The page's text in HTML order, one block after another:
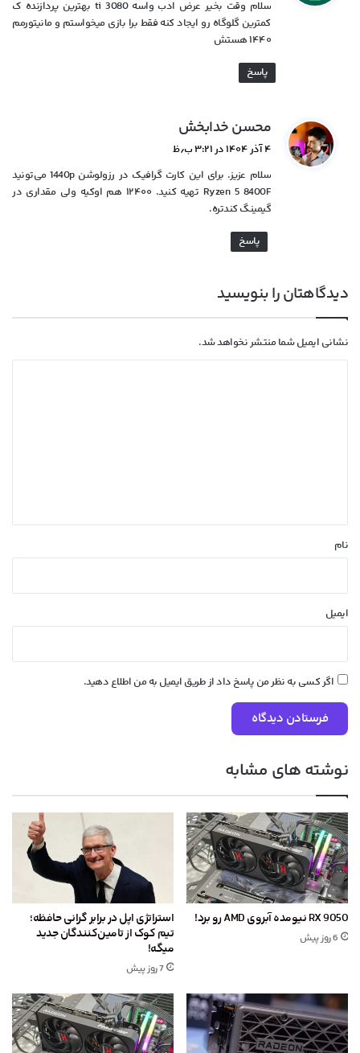
:
سلام وقت بخیر عرض ادب واسه 3080 ti بهترین پردازنده ک
کمترین گلوگاه رو ایجاد کنه فقط برا بازی میخواستم و مانیتورمم
۱۴۴۰ هستش
پاسخ
محسن خدابخش
ف
:
۴ آذر ۱۴۰۴ در ۳:۲۱ ب٫ظ
سلام عزیز. برای این کارت گرافیک در رزولوشن 1440p می‌تونید
Ryzen 5 8400F تهیه کنید. ۱۲۴۰۰ هم اوکیه ولی مقداری در
گیمینگ کندتره.
پاسخ
دیدگاهتان را بنویسید
نشانی ایمیل شما منتشر نخواهد شد.
نام
ایمیل
اگر کسی به نظر من پاسخ داد از طریق ایمیل به من اطلاع دهید.
نوشته های مشابه
RX 9050 نیومده آبروی AMD رو برد!
6 روز پیش
استراتژی اپل در برابر گرانی حافظه؛
تیم کوک از تامین‌کنندگان جدید
میگه!
7 روز پیش